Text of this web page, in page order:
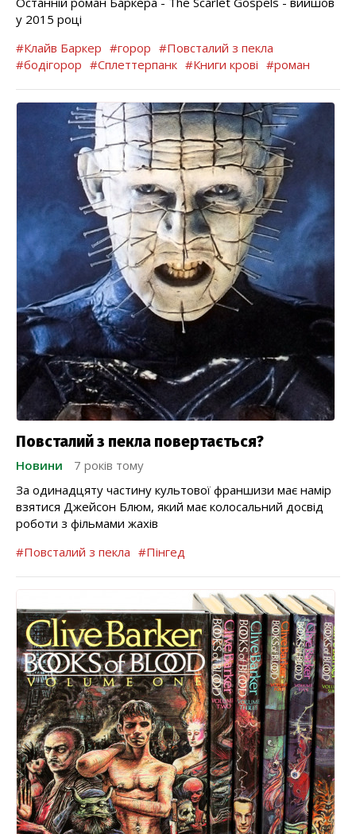
у 2015 році
#Клайв Баркер #горор #Повсталий з пекла
#бодігорор #Сплеттерпанк #Книги крові #роман
Повсталий з пекла повертається?
Новини
7 років тому
За одинадцяту частину культової франшизи має намір
взятися Джейсон Блюм, який має колосальний досвід
роботи з фільмами жахів
#Повсталий з пекла #Пінгед